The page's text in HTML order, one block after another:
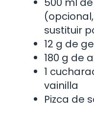
sustituir
12 g de
180 g de
1
vainilla
Pizca de